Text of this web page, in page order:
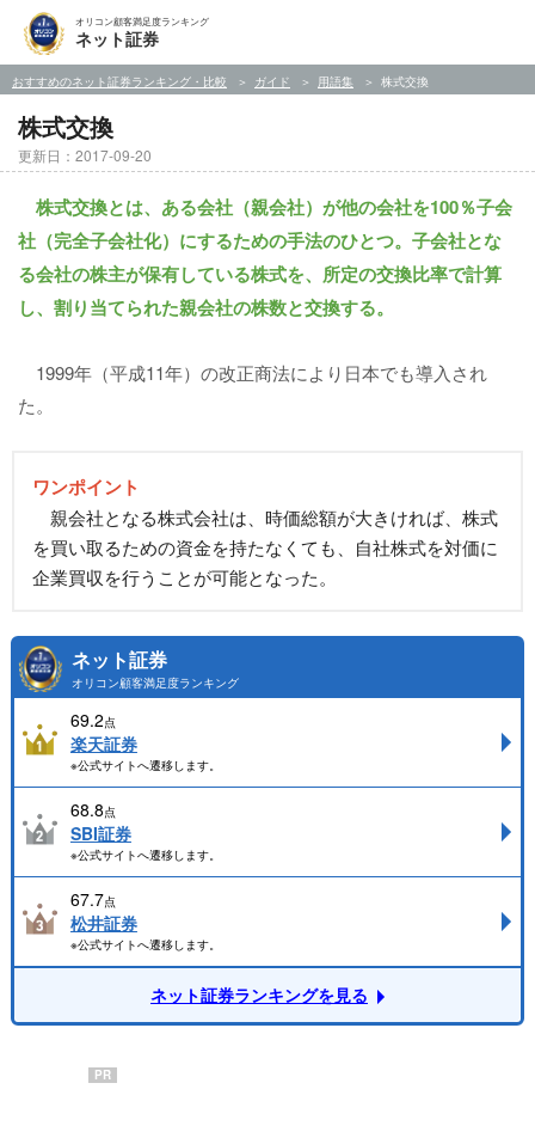
オリコン顧客満足度ランキング
ネット証券
おすすめのネット証券ランキング・比較 ガイド 用語集 株式交換
株式交換
更新日：2017-09-20
株式交換とは、ある会社（親会社）が他の会社を100％子会
社（完全子会社化）にするための手法のひとつ。子会社とな
る会社の株主が保有している株式を、所定の交換比率で計算
し、割り当てられた親会社の株数と交換する。
1999年（平成11年）の改正商法により日本でも導入され
た。
ワンポイント
親会社となる株式会社は、時価総額が大きければ、株式
を買い取るための資金を持たなくても、自社株式を対価に
企業買収を行うことが可能となった。
ネット証券
オリコン顧客満足度ランキング
69.2点
楽天証券
※公式サイトへ遷移します。
68.8点
SBI証券
※公式サイトへ遷移します。
67.7点
松井証券
※公式サイトへ遷移します。
ネット証券ランキングを見る
PR